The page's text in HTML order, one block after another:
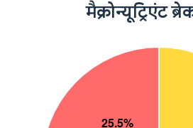
मैक्रोन्यूट्रिएंट